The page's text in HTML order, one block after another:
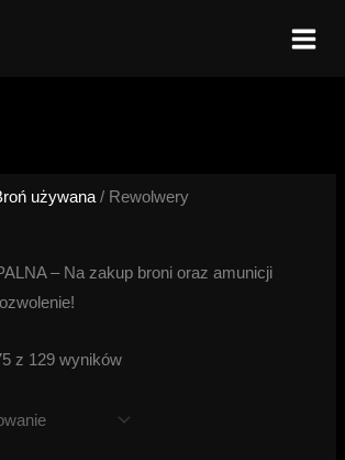
używana/ Rewolwery
– Na zakup broni oraz amunicji
z 129 wyników